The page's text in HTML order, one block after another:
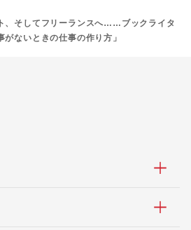
、そしてフリーランスへ……ブックライタ
ないときの仕事の作り方」